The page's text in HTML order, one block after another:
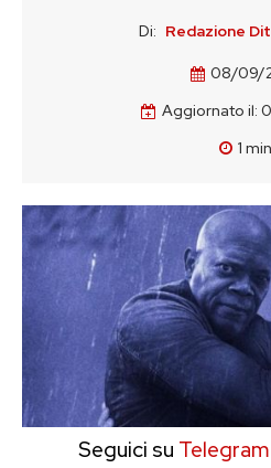
Di: Redazione
08/09/
Aggiornato il:
1
Seguici su Telegram